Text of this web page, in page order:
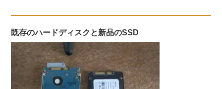
既存のハードディスクと新品のSSD